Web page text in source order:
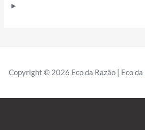
Copyright © 2026 Eco da Razão | Eco da